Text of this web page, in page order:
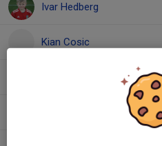
Ivar Hedberg
Kian Cosic